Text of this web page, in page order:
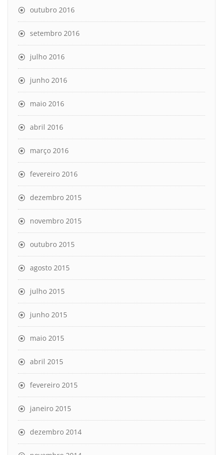
outubro 2016
setembro 2016
julho 2016
junho 2016
maio 2016
abril 2016
março 2016
fevereiro 2016
dezembro 2015
novembro 2015
outubro 2015
agosto 2015
julho 2015
junho 2015
maio 2015
abril 2015
fevereiro 2015
janeiro 2015
dezembro 2014